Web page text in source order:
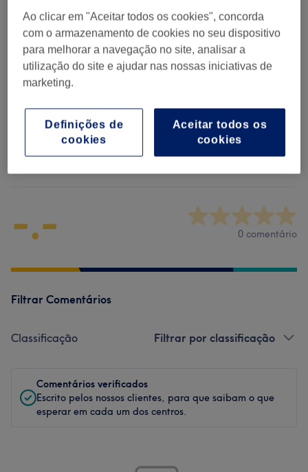
Não é o que estavas à procura?
Procurar serviços
Depilação A Linha (2) desde € 5
Comentários do centro
-.- 0 comentário
Filtrar Comentários
Classificação Filtrar por classificação
Comentários verificados
Escrito pelos nossos clientes, para que saibam o que
esperar em cada um dos centros.
Ao clicar em "Aceitar todos os cookies", concorda
com o armazenamento de cookies no seu dispositivo
para melhorar a navegação no site, analisar a
utilização do site e ajudar nas nossas iniciativas de
marketing.
Aceitar todos os
cookies
Definições de
cookies